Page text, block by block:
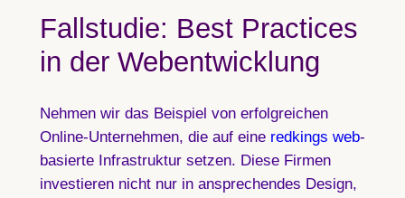
Fallstudie: Best Practices
in der Webentwicklung
Nehmen wir das Beispiel von erfolgreichen
Online-Unternehmen, die auf eine redkings web-
basierte Infrastruktur setzen. Diese Firmen
investieren nicht nur in ansprechendes Design,